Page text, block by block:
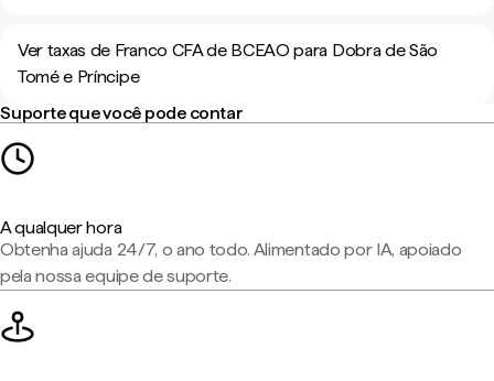
Ver taxas de Franco CFA de BCEAO para Dobra de São
Tomé e Príncipe
Suporte que você pode contar
A qualquer hora
Obtenha ajuda 24/7, o ano todo. Alimentado por IA, apoiado
pela nossa equipe de suporte.